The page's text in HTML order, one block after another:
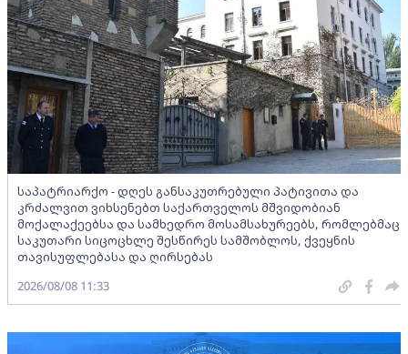
საპატრიარქო - დღეს განსაკუთრებული პატივითა და
კრძალვით ვიხსენებთ საქართველოს მშვიდობიან
მოქალაქეებსა და სამხედრო მოსამსახურეებს, რომლებმაც
საკუთარი სიცოცხლე შესწირეს სამშობლოს, ქვეყნის
თავისუფლებასა და ღირსებას
2026/08/08 11:33